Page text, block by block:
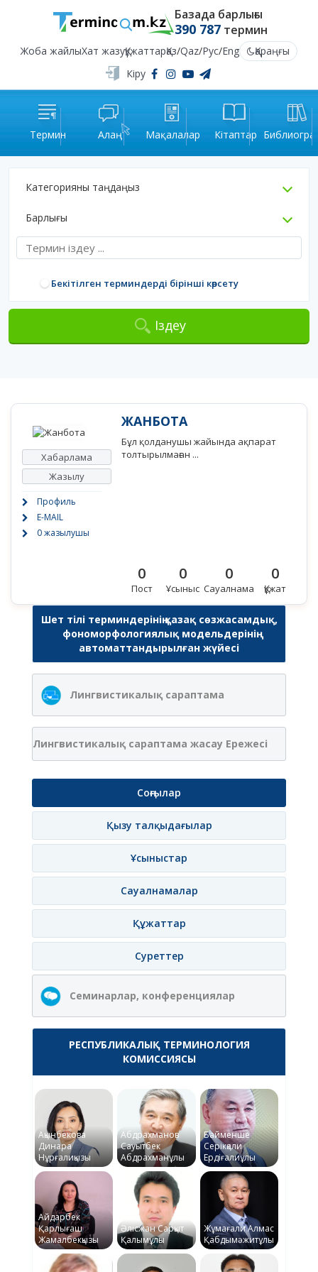
Базада барлығы
390 787термин
Жоба жайлыХат жазуҚұжаттарҚаз/Qaz/Рус/Eng
Қараңғы
Кіру
Термин Алаң Мақалалар Кітаптар
Категорияны таңдаңыз
Барлығы
Бекітілген терминдерді бірінші көрсету
Іздеу
Хабарлама
Жазылу
Профиль
E-MAIL
0 жазылушы
ЖАНБОТА
Бұл қолданушы жайында ақпарат
толтырылмаған ...
0
Пост
0
Ұсыныс
0
Сауалнама
0
Құжат
Шет тілі терминдерінің қазақ сөзжасамдық,
фономорфологиялық модельдерінің
автоматтандырылған жүйесі
Лингвистикалық сараптама
Лингвистикалық сараптама жасау Ережесі
Соңғылар
Қызу талқыдағылар
Ұсыныстар
Сауалнамалар
Құжаттар
Суреттер
Семинарлар, конференциялар
РЕСПУБЛИКАЛЫҚ ТЕРМИНОЛОГИЯ
КОМИССИЯСЫ
Ақынбекова
Динара
Нұрғалиқызы
Абдрахманов
Сауытбек
Абдрахманұлы
Байменше
Серікқали
Ердіғалиұлы
Айдарбек
Қарлығаш
Жамалбекқызы
Әлісжан Сарқыт
Қалымұлы
Жұмағали Алмас
Қабдымәжитұлы